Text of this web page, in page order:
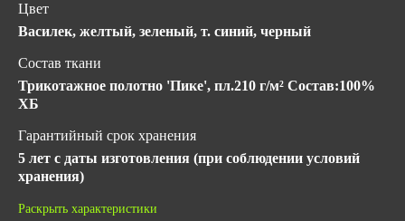
Цвет
Василек, желтый, зеленый, т. синий, черный
Состав ткани
Трикотажное полотно 'Пике', пл.210 г/м² Состав:100%
ХБ
Гарантийный срок хранения
5 лет с даты изготовления (при соблюдении условий
хранения)
ГОСТ
Раскрыть характеристики